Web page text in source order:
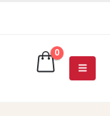
0